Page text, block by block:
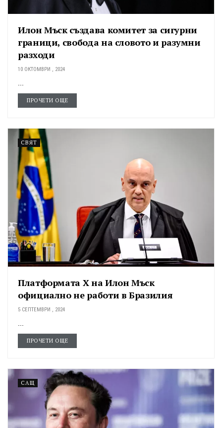
Илон Мъск създава комитет за сигурни
граници, свобода на словото и разумни
разходи
10 ОКТОМВРИ , 2024
...
ПРОЧЕТИ ОЩЕ
СВЯТ
Платформата X на Илон Мъск
официално не работи в Бразилия
5 СЕПТЕМВРИ , 2024
ПРОЧЕТИ ОЩЕ
САЩ